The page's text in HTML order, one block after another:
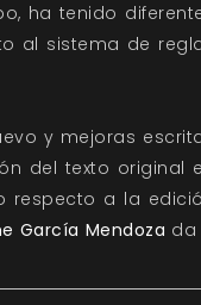
ha tenido
al sistema de
y mejoras
del texto original
respecto a la
García Mendoza ​da